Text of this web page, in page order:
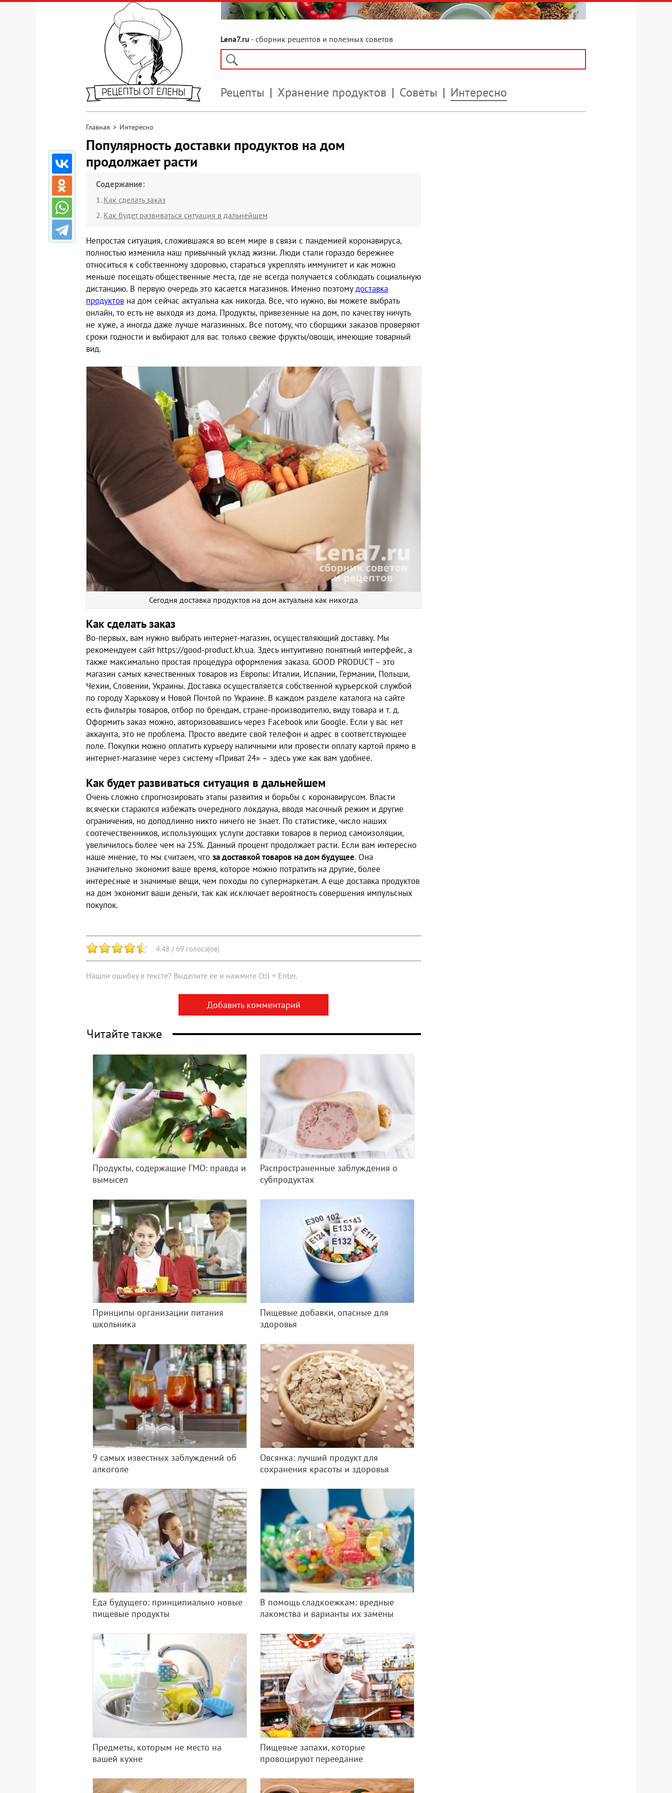
Lena7.ru - сборник рецептов и полезных советов
Рецепты Хранение продуктов Советы Интересно
Главная > Интересно
Популярность доставки продуктов на дом
продолжает расти
Содержание:
Как сделать заказ
Как будет развиваться ситуация в дальнейшем
Непростая ситуация, сложившаяся во всем мире в связи с пандемией коронавируса,
полностью изменила наш привычный уклад жизни. Люди стали гораздо бережнее
относиться к собственному здоровью, стараться укреплять иммунитет и как можно
меньше посещать общественные места, где не всегда получается соблюдать социальную
дистанцию. В первую очередь это касается магазинов. Именно поэтомудоставка
продуктов на дом сейчас актуальна как никогда. Все, что нужно, вы можете выбрать
онлайн, то есть не выходя из дома. Продукты, привезенные на дом, по качеству ничуть
не хуже, а иногда даже лучше магазинных. Все потому, что сборщики заказов проверяют
сроки годности и выбирают для вас только свежие фрукты/овощи, имеющие товарный
вид.
Сегодня доставка продуктов на дом актуальна как никогда
Как сделать заказ
Во-первых, вам нужно выбрать интернет-магазин, осуществляющий доставку. Мы
рекомендуем сайт https://good-product.kh.ua. Здесь интуитивно понятный интерфейс, а
также максимально простая процедура оформления заказа. GOOD PRODUCT – это
магазин самых качественных товаров из Европы: Италии, Испании, Германии, Польши,
Чехии, Словении, Украины. Доставка осуществляется собственной курьерской службой
по городу Харькову и Новой Почтой по Украине. В каждом разделе каталога на сайте
есть фильтры товаров, отбор по брендам, стране-производителю, виду товара и т. д.
Оформить заказ можно, авторизовавшись через Facebook или Google. Если у вас нет
аккаунта, это не проблема. Просто введите свой телефон и адрес в соответствующее
поле. Покупки можно оплатить курьеру наличными или провести оплату картой прямо в
интернет-магазине через систему «Приват 24» – здесь уже как вам удобнее.
Как будет развиваться ситуация в дальнейшем
Очень сложно спрогнозировать этапы развития и борьбы с коронавирусом. Власти
всячески стараются избежать очередного локдауна, вводя масочный режим и другие
ограничения, но доподлинно никто ничего не знает. По статистике, число наших
соотечественников, использующих услуги доставки товаров в период самоизоляции,
увеличилось более чем на 25%. Данный процент продолжает расти. Если вам интересно
наше мнение, то мы считаем, что за доставкой товаров на дом будущее. Она
значительно экономит ваше время, которое можно потратить на другие, более
интересные и значимые вещи, чем походы по супермаркетам. А еще доставка продуктов
на дом экономит ваши деньги, так как исключает вероятность совершения импульсных
покупок.
4.48 / 69 голоса(ов)
Нашли ошибку в тексте? Выделите ее и нажмите Ctrl + Enter.
Добавить комментарий
Читайте также
Продукты, содержащие ГМО: правда и
вымысел
Распространенные заблуждения о
субпродуктах
Принципы организации питания
школьника
Пищевые добавки, опасные для
здоровья
9 самых известных заблуждений об
алкоголе
Овсянка: лучший продукт для
сохранения красоты и здоровья
Еда будущего: принципиально новые
пищевые продукты
В помощь сладкоежкам: вредные
лакомства и варианты их замены
Предметы, которым не место на
вашей кухне
Пищевые запахи, которые
провоцируют переедание